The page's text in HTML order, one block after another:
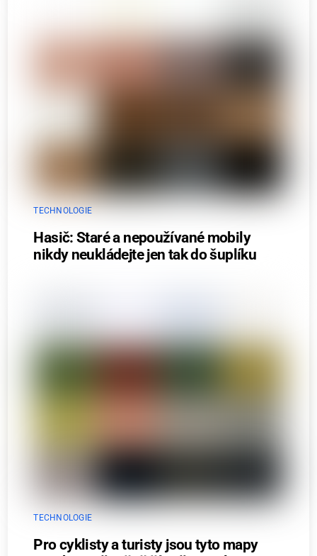
TECHNOLOGIE
Hasič: Staré a nepoužívané mobily
nikdy neukládejte jen tak do šuplíku
TECHNOLOGIE
Pro cyklisty a turisty jsou tyto mapy